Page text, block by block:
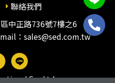
聯絡我們
中正路736號7樓之6
：sales@sed.com.tw
Co., Ltd